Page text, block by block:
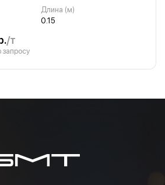
Длина (м)
0.15
/т
запросу